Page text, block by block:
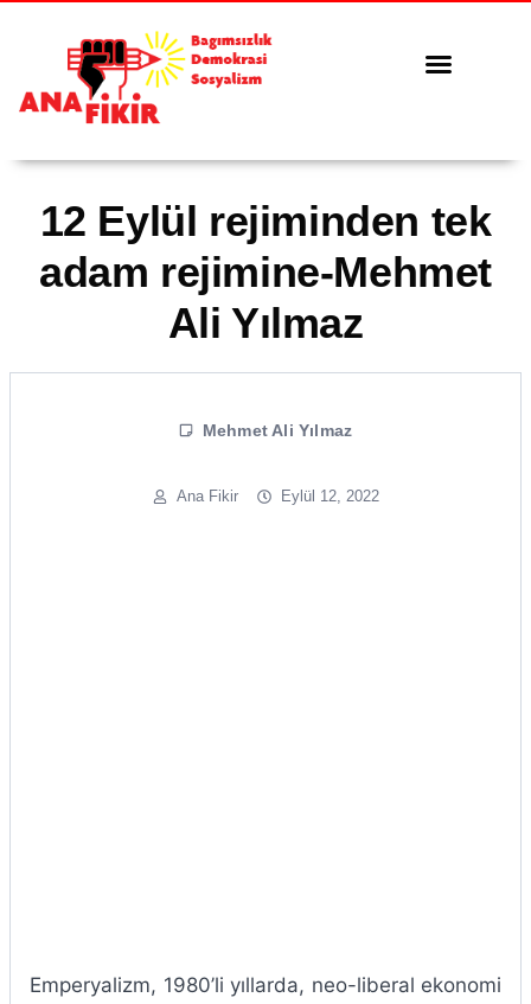
12 Eylül rejiminden tek
adam rejimine-Mehmet
Ali Yılmaz
Mehmet Ali Yılmaz
Ana Fikir Eylül 12, 2022
Emperyalizm, 1980’li yıllarda, neo-liberal ekonomi